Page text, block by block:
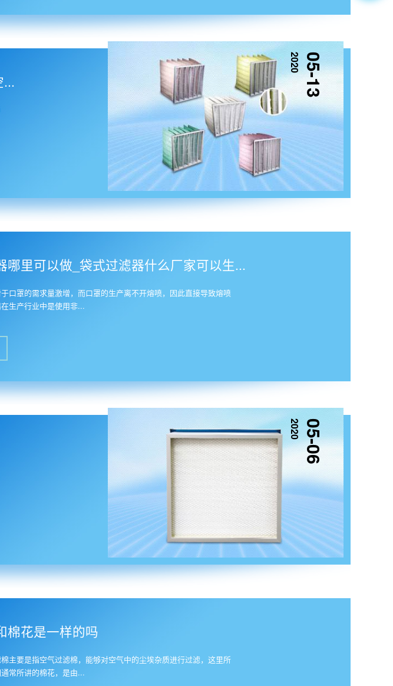
05-13
2020
...
哪里可以做_袋式过滤器什么厂家可以生...
口罩的需求量激增，而口罩的生产离不开熔喷，因此直接导致熔喷
生产行业中是使用非...
05-06
2020
棉花是一样的吗
主要是指空气过滤棉，能够对空气中的尘埃杂质进行过滤，这里所
常所讲的棉花，是由...